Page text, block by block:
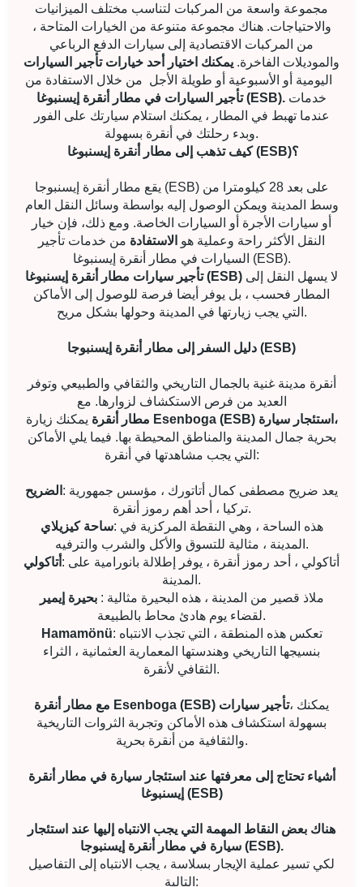
مجموعة واسعة من المركبات لتناسب مختلف الميزانيات
والاحتياجات. هناك مجموعة متنوعة من الخيارات المتاحة ،
من المركبات الاقتصادية إلى سيارات الدفع الرباعي
والموديلات الفاخرة. يمكنك اختيار أحد خيارات تأجير السيارات
اليومية أو الأسبوعية أو طويلة الأجل من خلال الاستفادة من
خدمات تأجير السيارات في مطار أنقرة إيسنبوغا (ESB).
عندما تهبط في المطار ، يمكنك استلام سيارتك على الفور
وبدء رحلتك في أنقرة بسهولة.
كيف تذهب إلى مطار أنقرة إيسنبوغا (ESB)؟
يقع مطار أنقرة إيسنبوجا (ESB) على بعد 28 كيلومترا من
وسط المدينة ويمكن الوصول إليه بواسطة وسائل النقل العام
أو سيارات الأجرة أو السيارات الخاصة. ومع ذلك، فإن خيار
النقل الأكثر راحة وعملية هو الاستفادة من خدمات تأجير
السيارات في مطار أنقرة إيسنبوغا (ESB).
تأجير سيارات مطار أنقرة إيسنبوغا (ESB)
المطار فحسب ، بل يوفر أيضا فرصة للوصول إلى الأماكن
التي يجب زيارتها في المدينة وحولها بشكل مريح.
دليل السفر إلى مطار أنقرة إيسنبوجا (ESB)
أنقرة مدينة غنية بالجمال التاريخي والثقافي والطبيعي وتوفر
العديد من فرص الاستكشاف لزوارها. مع
مطار أنقرة Esenboga (ESB) استئجار سيارة،
يمكنك زيارة
بحرية جمال المدينة والمناطق المحيطة بها. فيما يلي الأماكن
التي يجب مشاهدتها في أنقرة:
الضريح : يعد ضريح مصطفى كمال أتاتورك ، مؤسس جمهورية
تركيا ، أحد أهم رموز أنقرة.
ساحة كيزيلاي: هذه الساحة ، وهي النقطة المركزية في
المدينة ، مثالية للتسوق والأكل والشرب والترفيه.
أتاكولي : أتاكولي ، أحد رموز أنقرة ، يوفر إطلالة بانورامية على
المدينة.
بحيرة إيمير: ملاذ قصير من المدينة ، هذه البحيرة مثالية
لقضاء يوم هادئ محاط بالطبيعة.
Hamamönü: تعكس هذه المنطقة ، التي تجذب الانتباه
بنسيجها التاريخي وهندستها المعمارية العثمانية ، الثراء
الثقافي لأنقرة.
مع مطار أنقرة Esenboga (ESB) تأجير سيارات، يمكنك
بسهولة استكشاف هذه الأماكن وتجربة الثروات التاريخية
والثقافية من أنقرة بحرية.
أشياء تحتاج إلى معرفتها عند استئجار سيارة في مطار أنقرة
إيسنبوغا (ESB)
هناك بعض النقاط المهمة التي يجب الانتباه إليها عند استئجار
سيارة في مطار أنقرة إيسنبوجا (ESB).
لكي تسير عملية الإيجار بسلاسة ، يجب الانتباه إلى التفاصيل
التالية: